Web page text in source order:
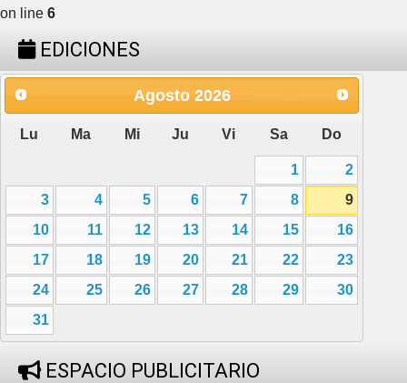
on line 6
EDICIONES
Agosto 2026
Lu Ma Mi Ju Vi Sa Do
1
2
3
4 5 6 7 8
9
10
11 12 13 14 15
16
17
18 19 20 21 22
23
24
25 26 27 28 29
30
31
ESPACIO PUBLICITARIO